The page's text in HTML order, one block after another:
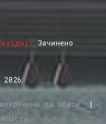
Зачинено
2026
та обмін |